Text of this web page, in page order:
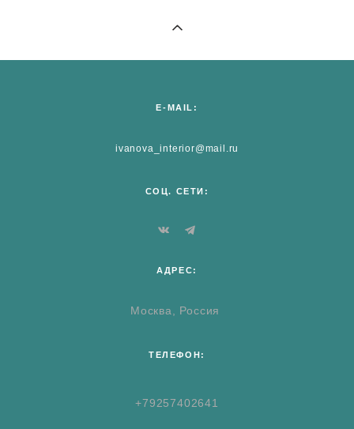
E-MAIL:
ivanova_interior@mail.ru
СОЦ. СЕТИ:
АДРЕС:
Москва, Россия
ТЕЛЕФОН:
+79257402641